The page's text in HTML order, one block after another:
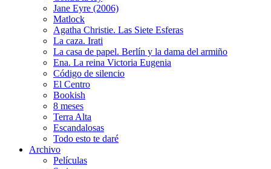
Jane Eyre (2006)
Matlock
Agatha Christie. Las Siete Esferas
La caza. Irati
La casa de papel. Berlín y la dama del armiño
Ena. La reina Victoria Eugenia
Código de silencio
El Centro
Bookish
8 meses
Terra Alta
Escandalosas
Todo esto te daré
Archivo
Películas